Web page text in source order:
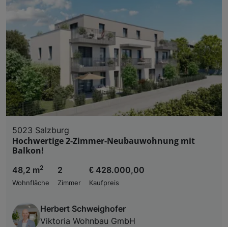
5023 Salzburg
Hochwertige 2-Zimmer-Neubauwohnung mit
Balkon!
48,2 m2
Wohnfläche
2
Zimmer
€ 428.000,00
Kaufpreis
Herbert Schweighofer
Viktoria Wohnbau GmbH